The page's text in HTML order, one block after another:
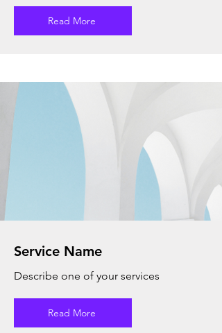
Read More
Service Name
Describe one of your services
Read More